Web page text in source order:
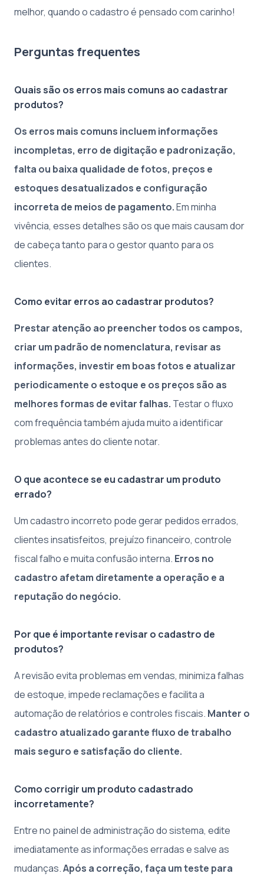
melhor, quando o cadastro é pensado com carinho!
Perguntas frequentes
Quais são os erros mais comuns ao cadastrar
produtos?
Os erros mais comuns incluem informações
incompletas, erro de digitação e padronização,
falta ou baixa qualidade de fotos, preços e
estoques desatualizados e configuração
incorreta de meios de pagamento.Em minha
vivência, esses detalhes são os que mais causam dor
de cabeça tanto para o gestor quanto para os
clientes.
Como evitar erros ao cadastrar produtos?
Prestar atenção ao preencher todos os campos,
criar um padrão de nomenclatura, revisar as
informações, investir em boas fotos e atualizar
periodicamente o estoque e os preços são as
melhores formas de evitar falhas. Testar o fluxo
com frequência também ajuda muito a identificar
problemas antes do cliente notar.
O que acontece se eu cadastrar um produto
errado?
Um cadastro incorreto pode gerar pedidos errados,
clientes insatisfeitos, prejuízo financeiro, controle
fiscal falho e muita confusão interna. Erros no
cadastro afetam diretamente a operação e a
reputação do negócio.
Por que é importante revisar o cadastro de
produtos?
A revisão evita problemas em vendas, minimiza falhas
de estoque, impede reclamações e facilita a
automação de relatórios e controles fiscais. Manter o
cadastro atualizado garante fluxo de trabalho
mais seguro e satisfação do cliente.
Como corrigir um produto cadastrado
incorretamente?
Entre no painel de administração do sistema, edite
imediatamente as informações erradas e salve as
mudanças.Após a correção, faça um teste para